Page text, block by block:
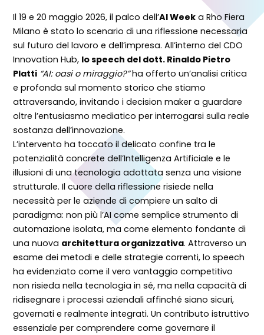
Il 19 e 20 maggio 2026, il palco dell’AI Week a Rho Fiera
Milano è stato lo scenario di una riflessione necessaria
sul futuro del lavoro e dell’impresa. All’interno del CDO
Innovation Hub, lo speech del dott. Rinaldo Pietro
Platti “AI: oasi o miraggio?”ha offerto un’analisi critica
e profonda sul momento storico che stiamo
attraversando, invitando i decision maker a guardare
oltre l’entusiasmo mediatico per interrogarsi sulla reale
sostanza dell’innovazione.
L’intervento ha toccato il delicato confine tra le
potenzialità concrete dell’Intelligenza Artificiale e le
illusioni di una tecnologia adottata senza una visione
strutturale. Il cuore della riflessione risiede nella
necessità per le aziende di compiere un salto di
paradigma: non più l’AI come semplice strumento di
automazione isolata, ma come elemento fondante di
una nuova architettura organizzativa. Attraverso un
esame dei metodi e delle strategie correnti, lo speech
ha evidenziato come il vero vantaggio competitivo
non risieda nella tecnologia in sé, ma nella capacità di
ridisegnare i processi aziendali affinché siano sicuri,
governati e realmente integrati. Un contributo istruttivo
essenziale per comprendere come governare il